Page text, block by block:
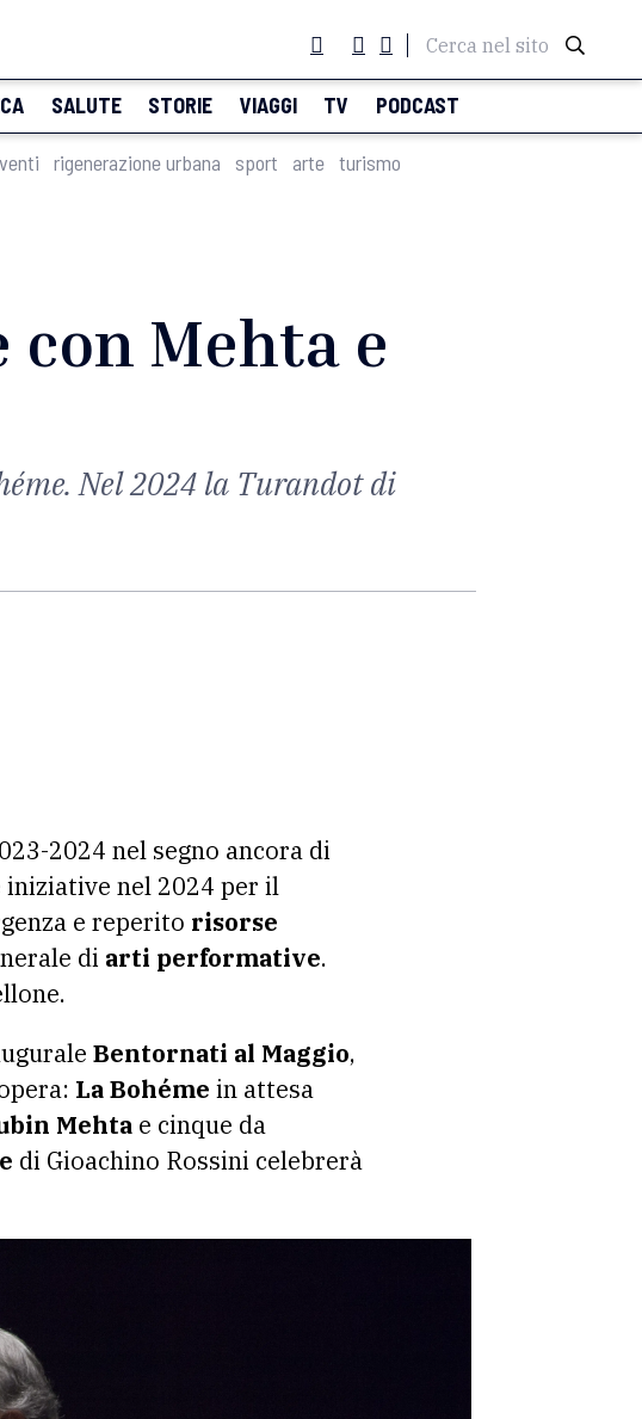
Cerca nel sito
SALUTE STORIE VIAGGI TV PODCAST
rigenerazione urbana sport arte turismo
Mehta e
Nel 2024 la Turandot di
2024 nel segno ancora di
iniziative nel 2024 per il
e reperito risorse
di arti performative.
Bentornati al Maggio,
La Bohéme in attesa
Mehta e cinque da
di Gioachino Rossini celebrerà